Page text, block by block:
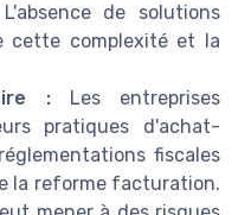
de solutions
cette complexité et la
:Les entreprises
pratiques d'achat-
fiscales
la reforme facturation.